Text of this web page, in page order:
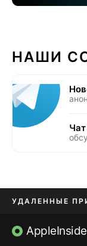
НАШИ
УДАЛЕННЫЕ
ПРИЛОЖЕНИЯ БЕЗ